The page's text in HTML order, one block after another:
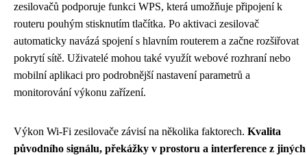
zesilovačů podporuje funkci WPS, která umožňuje připojení k
routeru pouhým stisknutím tlačítka. Po aktivaci zesilovač
automaticky navázá spojení s hlavním routerem a začne rozšiřovat
pokrytí sítě. Uživatelé mohou také využít webové rozhraní nebo
mobilní aplikaci pro podrobnější nastavení parametrů a
monitorování výkonu zařízení.
Výkon Wi-Fi zesilovače závisí na několika faktorech. Kvalita
původního signálu, překážky v prostoru a interference z jiných